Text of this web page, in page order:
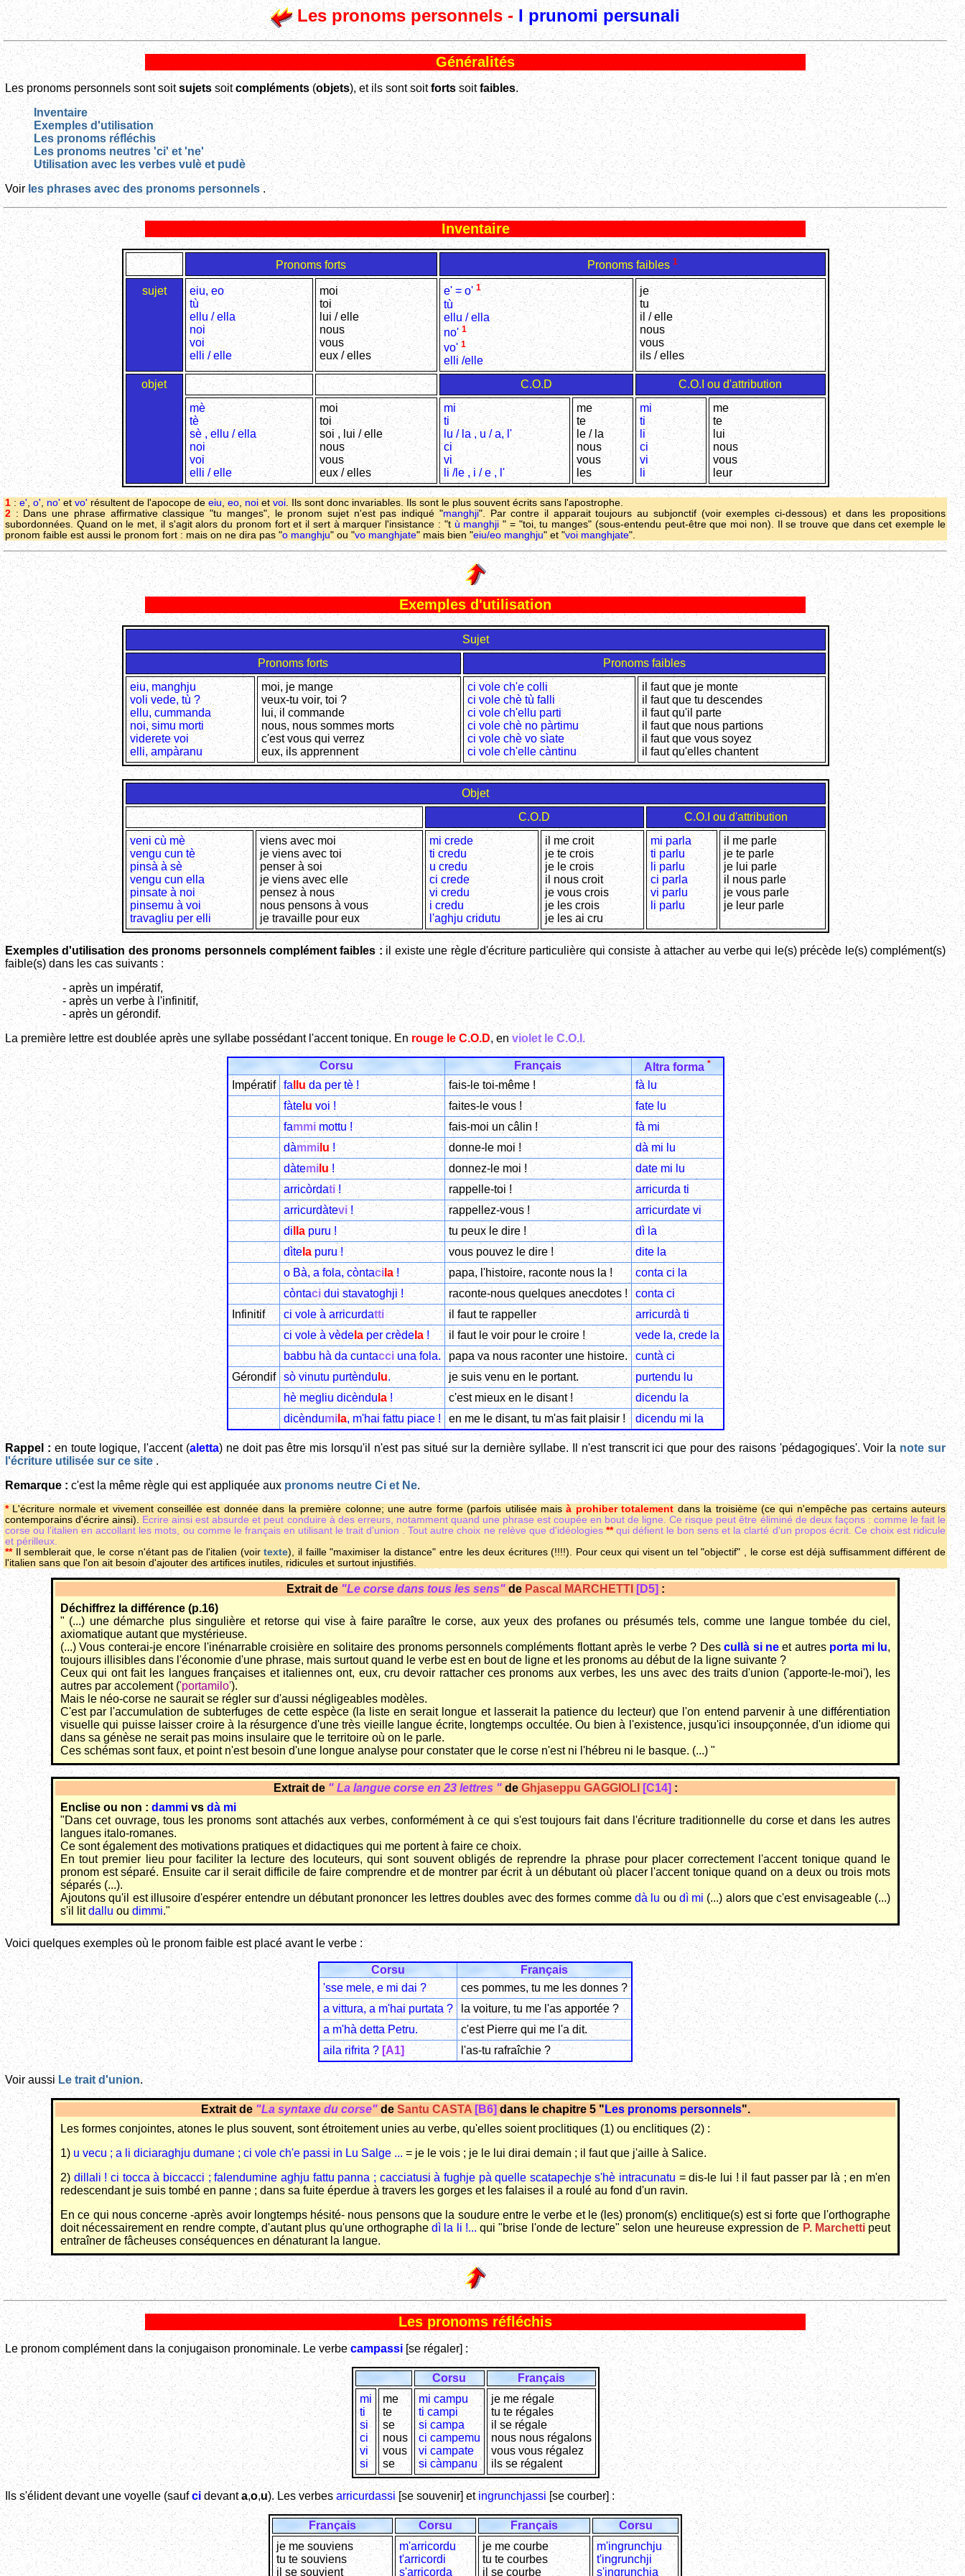
Les pronoms personnels - I prunomi persunali
Généralités
Les pronoms personnels sont soitsujetssoitcompléments(objets), et ils sont soitfortssoitfaibles.
Inventaire
Exemples d'utilisation
Les pronoms réfléchis
Les pronoms neutres 'ci' et 'ne'
Utilisation avec les verbes vulè et pudè
Voir les phrases avec des pronoms personnels.
Inventaire
Pronoms forts Pronoms faibles 1
sujet
eiu, eo
tù
ellu / ella
noi
voi
elli / elle
moi
toi
lui / elle
nous
vous
eux / elles
e' = o'1
tù
ellu / ella
no'1
vo' 1
elli /elle
je
tu
il / elle
nous
vous
ils / elles
objet C.O.D
C.O.I ou d'attribution
mè
tè
sè , ellu / ella
noi
voi
elli / elle
moi
toi
soi , lui / elle
nous
vous
eux / elles
mi
ti
lu / la , u / a, l'
ci
vi
li /le , i / e , l'
me
te
le / la
nous
vous
les
mi
ti
li
ci
vi
li
me
te
lui
nous
vous
leur
1 : e', o', no' et vo' résultent de l'apocope de eiu, eo, noi et voi. Ils sont donc invariables. Ils sont le plus souvent écrits sans l'apostrophe.
2 : Dans une phrase affirmative classique "tu manges", le pronom sujet n'est pas indiqué "manghji". Par contre il apparait toujours au subjonctif (voir exemples ci-dessous) et dans les propositions
subordonnées. Quand on le met, il s'agit alors du pronom fort et il sert à marquer l'insistance : "tù manghji" = "toi, tu manges" (sous-entendu peut-être que moi non). Il se trouve que dans cet exemple le
pronom faible est aussi le pronom fort : mais on ne dira pas "o manghju" ou "vo manghjate" mais bien "eiu/eo manghju" et "voi manghjate".
Exemples d'utilisation
Sujet
Pronoms forts
Pronoms faibles
eiu, manghju
voli vede, tù ?
ellu, cummanda
noi, simu morti
viderete voi
elli, ampàranu
moi, je mange
veux-tu voir, toi ?
lui, il commande
nous, nous sommes morts
c'est vous qui verrez
eux, ils apprennent
ci vole ch'e colli
ci vole chè tù falli
ci vole ch'ellu parti
ci vole chè no pàrtimu
ci vole chè vo sìate
ci vole ch'elle càntinu
il faut que je monte
il faut que tu descendes
il faut qu'il parte
il faut que nous partions
il faut que vous soyez
il faut qu'elles chantent
Objet
C.O.D
C.O.I ou d'attribution
veni cù mè
vengu cun tè
pinsà à sè
vengu cun ella
pinsate à noi
pinsemu à voi
travagliu per elli
viens avec moi
je viens avec toi
penser à soi
je viens avec elle
pensez à nous
nous pensons à vous
je travaille pour eux
mi crede
ti credu
u credu
ci crede
vi credu
i credu
l'aghju cridutu
il me croit
je te crois
je le crois
il nous croit
je vous crois
je les crois
je les ai cru
mi parla
ti parlu
li parlu
ci parla
vi parlu
li parlu
il me parle
je te parle
je lui parle
il nous parle
je vous parle
je leur parle
Exemples d'utilisation des pronoms personnels complément faibles : il existe une règle d'écriture particulière qui consiste à attacher au verbe qui le(s) précède le(s) complément(s)
faible(s) dans les cas suivants :
- après un impératif,
- après un verbe à l'infinitif,
- après un gérondif.
La première lettre est doublée après une syllabe possédant l'accent tonique. En rouge le C.O.D, enviolet le C.O.I.
Corsu Français Altra forma *
Impératif fa llu da per tè ! fais-le toi-même !
fà lu
fàtelu voi ! faites-le vous !
fate lu
fammimottu ! fais-moi un câlin !
fà mi
dàmmilu ! donne-le moi !
dà mi lu
dàtemilu ! donnez-le moi !
date mi lu
arricòrdati! rappelle-toi !
arricurda ti
arricurdàtevi! rappellez-vous !
arricurdate vi
di llapuru ! tu peux le dire !
dì la
dìtelapuru ! vous pouvez le dire !
dite la
o Bà, a fola, còntacila! papa, l'histoire, raconte nous la !
conta ci la
còntacidui stavatoghji ! raconte-nous quelques anecdotes !
conta ci
Infinitif
ci vole à arricurdatti il faut te rappeller
arricurdà ti
ci vole à vèdelaper crèdela! il faut le voir pour le croire !
vede la, crede la
babbu hà da cuntacciuna fola. papa va nous raconter une histoire.
cuntà ci
Gérondif
sò vinutu purtèndulu. je suis venu en le portant.
purtendu lu
hè megliu dicèndu la! c'est mieux en le disant !
dicendu la
dicèndumila, m'hai fattu piace ! en me le disant, tu m'as fait plaisir ! dicendu mi la
Rappel :en toute logique, l'accent (aletta) ne doit pas être mis lorsqu'il n'est pas situé sur la dernière syllabe. Il n'est transcrit ici que pour des raisons 'pédagogiques'. Voir lanote sur
l'écriture utilisée sur ce site.
Remarque : c'est la même règle qui est appliquée auxpronoms neutre Ci et Ne.
*L'écriture normale et vivement conseillée est donnée dans la première colonne; une autre forme (parfois utilisée maisà prohiber totalement dans la troisième (ce qui n'empêche pas certains auteurs
contemporains d'écrire ainsi).
Ecrire ainsi est absurde et peut conduire à des erreurs, notamment quand une phrase est coupée en bout de ligne. Ce risque peut être éliminé de deux façons : comme le fait le
corse ou l'italien en accollant les mots, ou comme le français en utilisant le trait d'union
. Tout autre choix ne relève que d'idéologies **qui défient le bon sens et la clarté d'un propos écrit. Ce choix est ridicule
et périlleux.
**Il semblerait que, le corse n'étant pas de l'italien (voirtexte), il faille "maximiser la distance" entre les deux écritures (!!!!). Pour ceux qui visent un tel "objectif" , le corse est déjà suffisamment différent de
l'italien sans que l'on ait besoin d'ajouter des artifices inutiles, ridicules et surtout injustifiés.
Extrait de "Le corse dans tous les sens" de Pascal MARCHETTI [D5] :
Déchiffrez la différence (p.16)
" (...) une démarche plus singulière et retorse qui vise à faire paraître le corse, aux yeux des profanes ou présumés tels, comme une langue tombée du ciel,
axiomatique autant que mystérieuse.
(...) Vous conterai-je encore l'inénarrable croisière en solitaire des pronoms personnels compléments flottant après le verbe ? Descullà si ne et autres porta mi lu,
toujours illisibles dans l'économie d'une phrase, mais surtout quand le verbe est en bout de ligne et les pronoms au début de la ligne suivante ?
Ceux qui ont fait les langues françaises et italiennes ont, eux, cru devoir rattacher ces pronoms aux verbes, les uns avec des traits d'union ('apporte-le-moi'), les
autres par accolement ('portamilo').
Mais le néo-corse ne saurait se régler sur d'aussi négligeables modèles.
C'est par l'accumulation de subterfuges de cette espèce (la liste en serait longue et lasserait la patience du lecteur) que l'on entend parvenir à une différentiation
visuelle qui puisse laisser croire à la résurgence d'une très vieille langue écrite, longtemps occultée. Ou bien à l'existence, jusqu'ici insoupçonnée, d'un idiome qui
dans sa génèse ne serait pas moins insulaire que le territoire où on le parle.
Ces schémas sont faux, et point n'est besoin d'une longue analyse pour constater que le corse n'est ni l'hébreu ni le basque. (...) "
Extrait de " La langue corse en 23 lettres " de Ghjaseppu GAGGIOLI [C14] :
Enclise ou non : dammi vs dà mi
"Dans cet ouvrage, tous les pronoms sont attachés aux verbes, conformément à ce qui s'est toujours fait dans l'écriture traditionnelle du corse et dans les autres
langues italo-romanes.
Ce sont également des motivations pratiques et didactiques qui me portent à faire ce choix.
En tout premier lieu pour faciliter la lecture des locuteurs, qui sont souvent obligés de reprendre la phrase pour placer correctement l'accent tonique quand le
pronom est séparé. Ensuite car il serait difficile de faire comprendre et de montrer par écrit à un débutant où placer l'accent tonique quand on a deux ou trois mots
séparés (...).
Ajoutons qu'il est illusoire d'espérer entendre un débutant prononcer les lettres doubles avec des formes comme dà lu ou dì mi (...) alors que c'est envisageable (...)
s'il litdallu ou dimmi."
Voici quelques exemples où le pronom faible est placé avant le verbe :
Corsu
Français
'sse mele, e mi dai ?
ces pommes, tu me les donnes ?
a vittura, a m'hai purtata ?
la voiture, tu me l'as apportée ?
a m'hà detta Petru.
c'est Pierre qui me l'a dit.
aila rifrita ? [A1] l'as-tu rafraîchie ?
Voir aussiLe trait d'union.
Extrait de "La syntaxe du corse" de Santu CASTA [B6] dans le chapitre 5 " Les pronoms personnels".
Les formes conjointes, atones le plus souvent, sont étroitement unies au verbe, qu'elles soient proclitiques (1) ou enclitiques (2) :
1) u vecu ; a li diciaraghju dumane ; ci vole ch'e passi in Lu Salge ... = je le vois ; je le lui dirai demain ; il faut que j'aille à Salice.
2) dillali ! ci tocca à biccacci ; falendumine aghju fattu panna ; cacciatusi à fughje pà quelle scatapechje s'hè intracunatu = dis-le lui ! il faut passer par là ; en m'en
redescendant je suis tombé en panne ; dans sa fuite éperdue à travers les gorges et les falaises il a roulé au fond d'un ravin.
En ce qui nous concerne -après avoir longtemps hésité- nous pensons que la soudure entre le verbe et le (les) pronom(s) enclitique(s) est si forte que l'orthographe
doit nécessairement en rendre compte, d'autant plus qu'une orthographedì la li !... qui "brise l'onde de lecture" selon une heureuse expression de P. Marchettipeut
entraîner de fâcheuses conséquences en dénaturant la langue.
Les pronoms réfléchis
Le pronom complément dans la conjugaison pronominale. Le verbecampassi [se régaler] :
Corsu
Français
mi
ti
si
ci
vi
si
me
te
se
nous
vous
se
mi campu
ti campi
si campa
ci campemu
vi campate
si càmpanu
je me régale
tu te régales
il se régale
nous nous régalons
vous vous régalez
ils se régalent
Ils s'élident devant une voyelle (saufci devanta,o,u). Les verbesarricurdassi [se souvenir] etingrunchjassi[se courber] :
Français Corsu Français
Corsu
je me souviens
tu te souviens
il se souvient
m'arricordu
t'arricordi
s'arricorda
je me courbe
tu te courbes
il se courbe
m'ingrunchju
t'ingrunchji
s'ingrunchja